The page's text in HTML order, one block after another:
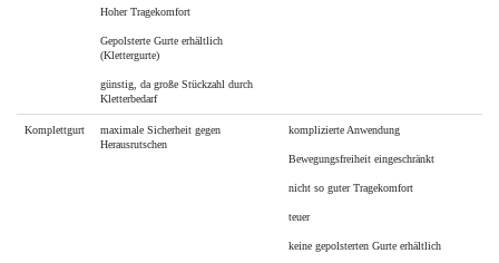
Hoher Tragekomfort
Gepolsterte Gurte erhältlich
(Klettergurte)
günstig, da große Stückzahl durch
Kletterbedarf
Komplettgurt
maximale Sicherheit gegen
Herausrutschen
komplizierte Anwendung
Bewegungsfreiheit eingeschränkt
nicht so guter Tragekomfort
teuer
keine gepolsterten Gurte erhältlich